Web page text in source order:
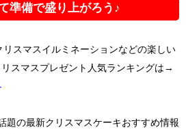
準備で盛り上がろう♪
リスマスイルミネーションなどの楽しい
スマスプレゼント人気ランキングは→
題の最新クリスマスケーキおすすめ情報